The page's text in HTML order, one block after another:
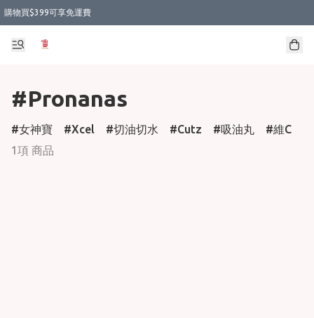
購物買$399可享免運費
#Pronanas
女神寶 Xcel 切油切水 Cutz 吸油丸 維C
1項 商品